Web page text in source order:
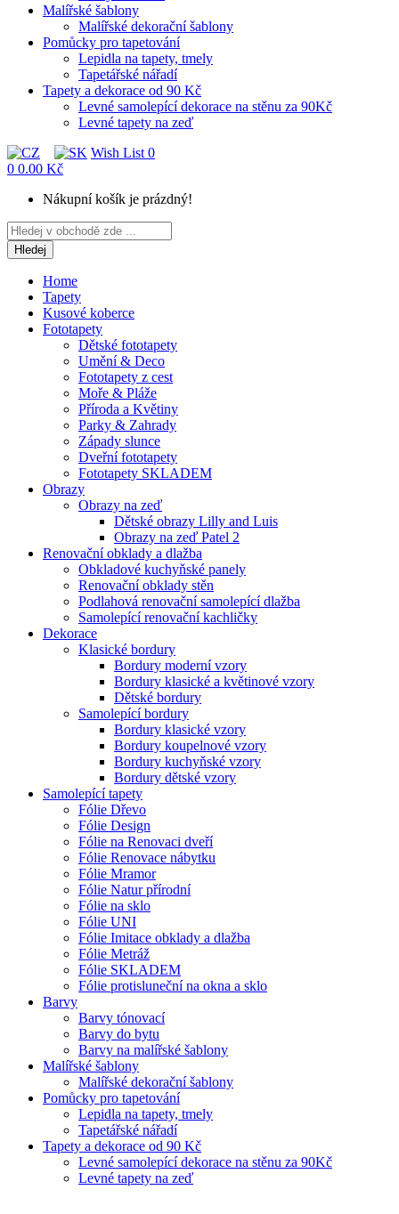
Malířské šablony
Malířské dekorační šablony
Pomůcky pro tapetování
Lepidla na tapety, tmely
Tapetářské nářadí
Tapety a dekorace od 90 Kč
Levné samolepící dekorace na stěnu za 90Kč
Levné tapety na zeď
Wish List 0
0 0.00 Kč
Nákupní košík je prázdný!
Hledej
Home
Tapety
Kusové koberce
Fototapety
Dětské fototapety
Umění & Deco
Fototapety z cest
Moře & Pláže
Příroda a Květiny
Parky & Zahrady
Západy slunce
Dveřní fototapety
Fototapety SKLADEM
Obrazy
Obrazy na zeď
Dětské obrazy Lilly and Luis
Obrazy na zeď Patel 2
Renovační obklady a dlažba
Obkladové kuchyňské panely
Renovační obklady stěn
Podlahová renovační samolepící dlažba
Samolepící renovační kachličky
Dekorace
Klasické bordury
Bordury moderní vzory
Bordury klasické a květinové vzory
Dětské bordury
Samolepící bordury
Bordury klasické vzory
Bordury koupelnové vzory
Bordury kuchyňské vzory
Bordury dětské vzory
Samolepící tapety
Fólie Dřevo
Fólie Design
Fólie na Renovaci dveří
Fólie Renovace nábytku
Fólie Mramor
Fólie Natur přírodní
Fólie na sklo
Fólie UNI
Fólie Imitace obklady a dlažba
Fólie Metráž
Fólie SKLADEM
Fólie protisluneční na okna a sklo
Barvy
Barvy tónovací
Barvy do bytu
Barvy na malířské šablony
Malířské šablony
Malířské dekorační šablony
Pomůcky pro tapetování
Lepidla na tapety, tmely
Tapetářské nářadí
Tapety a dekorace od 90 Kč
Levné samolepící dekorace na stěnu za 90Kč
Levné tapety na zeď